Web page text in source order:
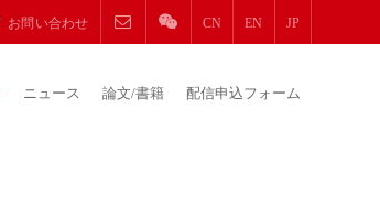
お問い合わせ CN EN JP
ニュース 論文/書籍 配信申込フォーム